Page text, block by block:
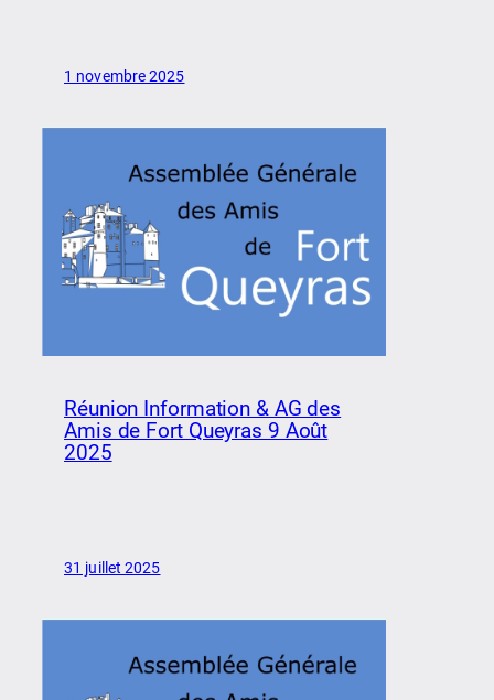
1 novembre 2025
Réunion Information & AG des
Amis de Fort Queyras 9 Août
2025
31 juillet 2025